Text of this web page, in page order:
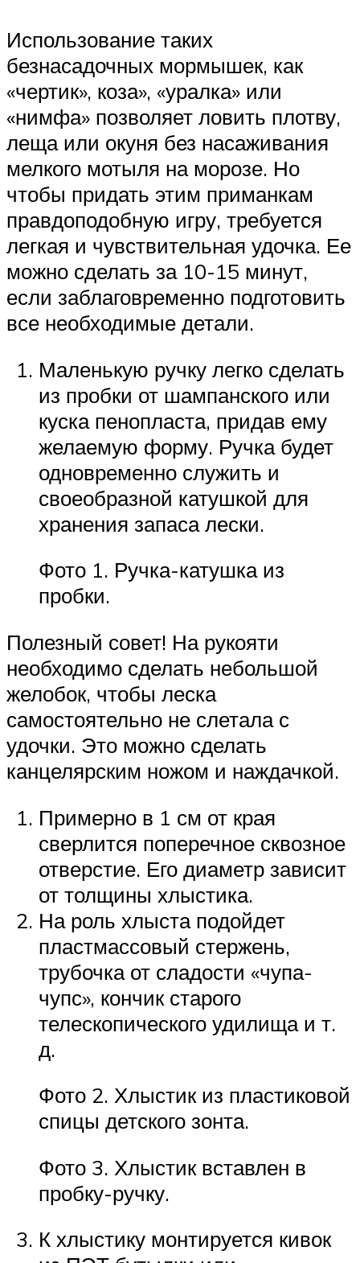
Использование таких
безнасадочных мормышек, как
«чертик», коза», «уралка» или
«нимфа» позволяет ловить плотву,
леща или окуня без насаживания
мелкого мотыля на морозе. Но
чтобы придать этим приманкам
правдоподобную игру, требуется
легкая и чувствительная удочка. Ее
можно сделать за 10-15 минут,
если заблаговременно подготовить
все необходимые детали.
Маленькую ручку легко сделать
из пробки от шампанского или
куска пенопласта, придав ему
желаемую форму. Ручка будет
одновременно служить и
своеобразной катушкой для
хранения запаса лески.
Фото 1. Ручка-катушка из
пробки.
Полезный совет! На рукояти
необходимо сделать небольшой
желобок, чтобы леска
самостоятельно не слетала с
удочки. Это можно сделать
канцелярским ножом и наждачкой.
Примерно в 1 см от края
сверлится поперечное сквозное
отверстие. Его диаметр зависит
от толщины хлыстика.
На роль хлыста подойдет
пластмассовый стержень,
трубочка от сладости «чупа-
чупс», кончик старого
телескопического удилища и т.
д.
Фото 2. Хлыстик из пластиковой
спицы детского зонта.
Фото 3. Хлыстик вставлен в
пробку-ручку.
К хлыстику монтируется кивок